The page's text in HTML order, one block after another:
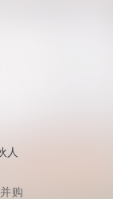
人
购